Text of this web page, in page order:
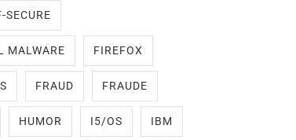
SECURE
MALWARE FIREFOX
FRAUD FRAUDE
HUMOR I5/OS IBM